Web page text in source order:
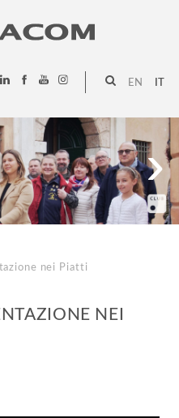
EN
›
nei Piatti
NEI